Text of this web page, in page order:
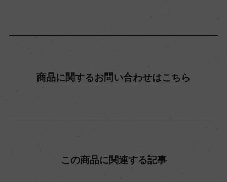
商品に関するお問い合わせはこちら
この商品に関連する記事